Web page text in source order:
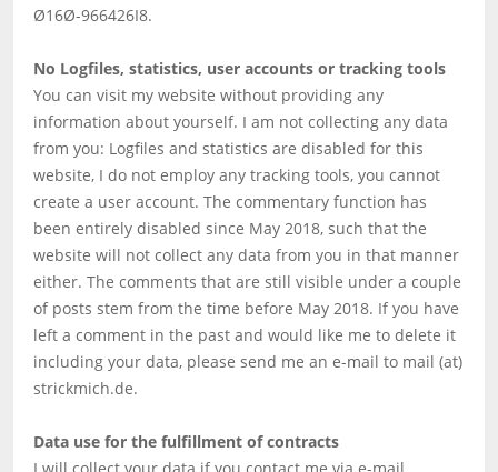
Ø16Ø-966426I8.
No Logfiles, statistics, user accounts or tracking tools
You can visit my website without providing any
information about yourself. I am not collecting any data
from you: Logfiles and statistics are disabled for this
website, I do not employ any tracking tools, you cannot
create a user account. The commentary function has
been entirely disabled since May 2018, such that the
website will not collect any data from you in that manner
either. The comments that are still visible under a couple
of posts stem from the time before May 2018. If you have
left a comment in the past and would like me to delete it
including your data, please send me an e-mail to mail (at)
strickmich.de.
Data use for the fulfillment of contracts
I will collect your data if you contact me via e-mail,